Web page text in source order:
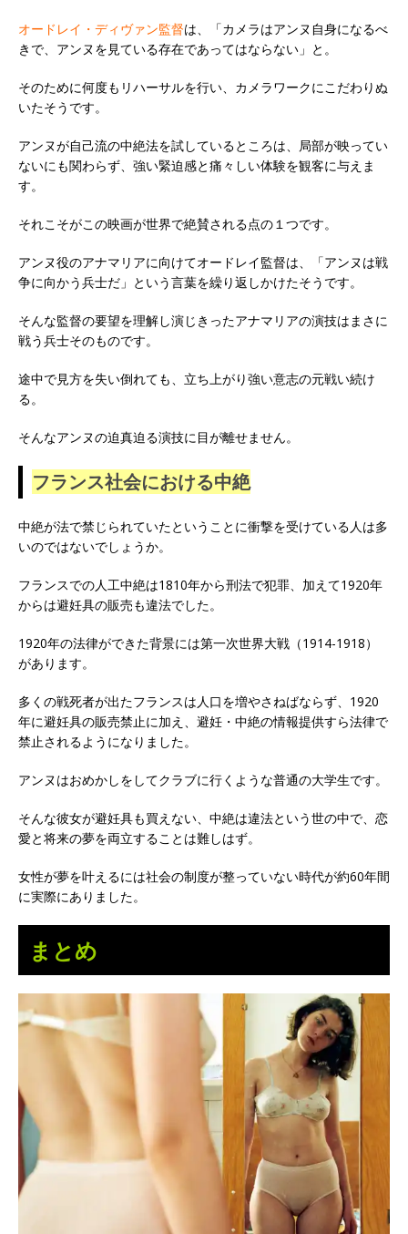
オードレイ・ディヴァン監督は、「カメラはアンヌ自身になるべ
きで、アンヌを見ている存在であってはならない」と。
そのために何度もリハーサルを行い、カメラワークにこだわりぬ
いたそうです。
アンヌが自己流の中絶法を試しているところは、局部が映ってい
ないにも関わらず、強い緊迫感と痛々しい体験を観客に与えま
す。
それこそがこの映画が世界で絶賛される点の１つです。
アンヌ役のアナマリアに向けてオードレイ監督は、「アンヌは戦
争に向かう兵士だ」という言葉を繰り返しかけたそうです。
そんな監督の要望を理解し演じきったアナマリアの演技はまさに
戦う兵士そのものです。
途中で見方を失い倒れても、立ち上がり強い意志の元戦い続け
る。
そんなアンヌの迫真迫る演技に目が離せません。
フランス社会における中絶
中絶が法で禁じられていたということに衝撃を受けている人は多
いのではないでしょうか。
フランスでの人工中絶は1810年から刑法で犯罪、加えて1920年
からは避妊具の販売も違法でした。
1920年の法律ができた背景には第一次世界大戦（1914-1918）
があります。
多くの戦死者が出たフランスは人口を増やさねばならず、1920
年に避妊具の販売禁止に加え、避妊・中絶の情報提供すら法律で
禁止されるようになりました。
アンヌはおめかしをしてクラブに行くような普通の大学生です。
そんな彼女が避妊具も買えない、中絶は違法という世の中で、恋
愛と将来の夢を両立することは難しはず。
女性が夢を叶えるには社会の制度が整っていない時代が約60年間
に実際にありました。
まとめ